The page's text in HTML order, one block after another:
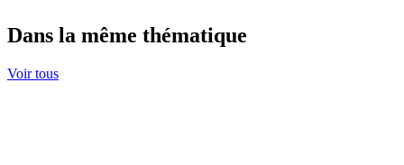
Dans la même thématique
Voir tous